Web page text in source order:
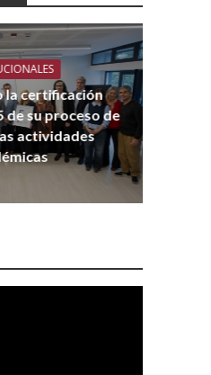
la certificación
de su proceso de
actividades